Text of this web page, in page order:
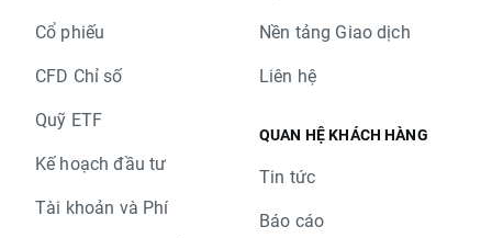
Cổ phiếu
CFD Chỉ số
Quỹ ETF
Kế hoạch đầu tư
Tài khoản và Phí
Nền tảng Giao dịch
Liên hệ
QUAN HỆ KHÁCH HÀNG
Tin tức
Báo cáo